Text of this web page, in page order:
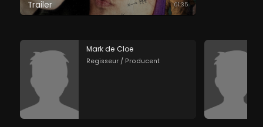
Trailer 01:35
Mark de Cloe
Regisseur / Producent